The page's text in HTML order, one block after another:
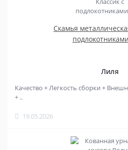
Скамья
Лиля
Качество + Легкость сборки +
+ ..
19.05.2026